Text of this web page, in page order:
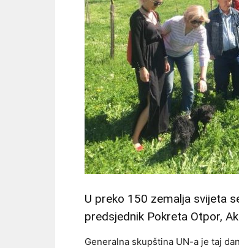
U preko 150 zemalja svijeta
predsjednik Pokreta Otpor,
Generalna skupština UN-a je taj